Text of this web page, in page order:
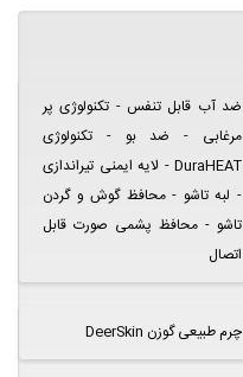
ضد آب قابل تنفس - تکنولوژی پر
مرغابی - ضد بو - تکنولوژی
DuraHEAT - لایه ایمنی تیراندازی
- لبه تاشو - محافظ گوش و گردن
تاشو - محافظ پشمی صورت قابل
اتصال
چرم طبیعی گوزن DeerSkin